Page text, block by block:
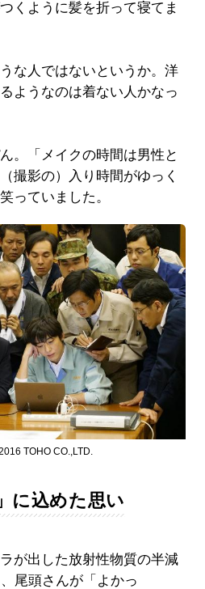
くように髪を折って寝てま
な人ではないというか。洋
ようなのは着ない人かなっ
。「メイクの時間は男性と
撮影の）入り時間がゆっく
っていました。
TOHO CO.,LTD.
に込めた思い
が出した放射性物質の半減
尾頭さんが「よかっ